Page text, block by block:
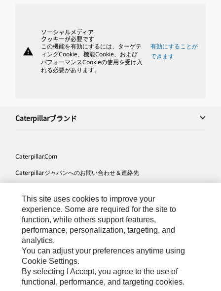
warning
ソーシャルメディア
クッキーが必要です
この機能を有効にするには、ターゲテ
ィングCookie、機能Cookie、および
パフォーマンスCookieの使用を受け入
れる必要があります。
有効にすることが
できます
Caterpillarブランド
Caterpillar.com
Caterpillarジャパンへのお問い合わせ＆連絡先
サイト･マップ
Cookie Settings
法的事項
プライバシー
This site uses cookies to improve your
experience. Some are required for the site to
function, while others support features,
performance, personalization, targeting, and
analytics.
You can adjust your preferences anytime using
Cookie Settings.
By selecting I Accept, you agree to the use of
functional, performance, and targeting cookies.